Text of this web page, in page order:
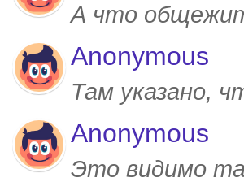
А что
Anonymous
Там указано,
Anonymous
Это видимо